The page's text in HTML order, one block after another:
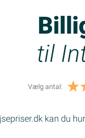
til
Vælg antal:
kan du